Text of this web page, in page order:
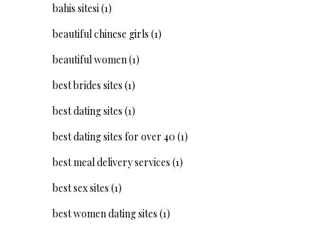
bahis sitesi(1)
beautiful chinese girls (1)
beautiful women(1)
best brides sites (1)
best dating sites (1)
best dating sites for over 40 (1)
best meal delivery services (1)
best sex sites (1)
best women dating sites (1)